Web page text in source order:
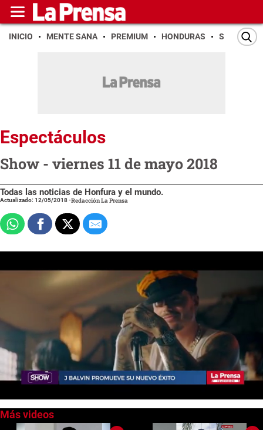
INICIO MENTE SANA PREMIUM HONDURAS SAN PEDRO
Espectáculos
Show - viernes 11 de mayo 2018
Todas las noticias de Honfura y el mundo.
Actualizado: 12/05/2018-Redacción La Prensa
seconds